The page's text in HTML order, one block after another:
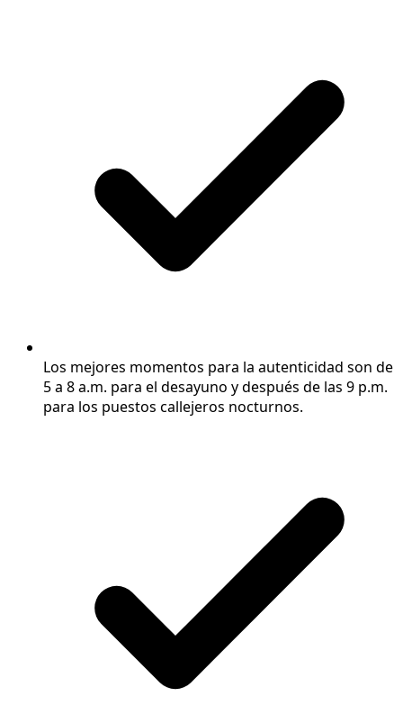
Los mejores momentos para la autenticidad son de
5 a 8 a.m. para el desayuno y después de las 9 p.m.
para los puestos callejeros nocturnos.